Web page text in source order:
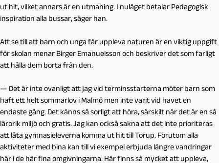
ut hit, vilket annars är en utmaning. I nuläget betalar Pedagogisk
inspiration alla bussar, säger han.
Att se till att barn och unga får uppleva naturen är en viktig uppgift
för skolan menar Birger Emanuelsson och beskriver det som farligt
att hålla dem borta från den.
— Det är inte ovanligt att jag vid terminsstarterna möter barn som
haft ett helt sommarlov i Malmö men inte varit vid havet en
endaste gång. Det känns så sorligt att höra, särskilt när det är en så
lärorik miljö och gratis. Jag kan också sakna att det inte prioriteras
att låta gymnasieleverna komma ut hit till Torup. Förutom alla
aktiviteter med bina kan till vi exempel erbjuda längre vandringar
här i de här fina omgivningarna. Här finns så mycket att uppleva,